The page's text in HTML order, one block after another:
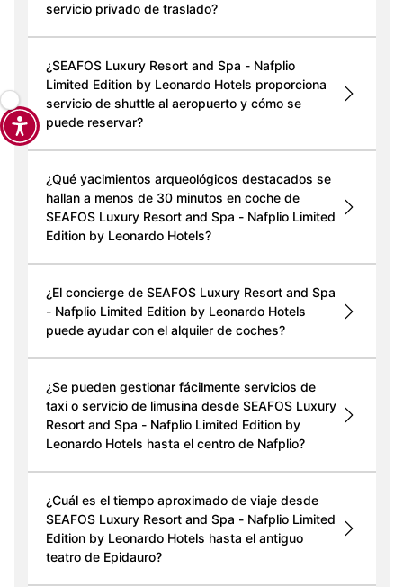
servicio privado de traslado?
¿SEAFOS Luxury Resort and Spa - Nafplio
Limited Edition by Leonardo Hotels proporciona
servicio de shuttle al aeropuerto y cómo se
puede reservar?
¿Qué yacimientos arqueológicos destacados se
hallan a menos de 30 minutos en coche de
SEAFOS Luxury Resort and Spa - Nafplio Limited
Edition by Leonardo Hotels?
¿El concierge de SEAFOS Luxury Resort and Spa
- Nafplio Limited Edition by Leonardo Hotels
puede ayudar con el alquiler de coches?
¿Se pueden gestionar fácilmente servicios de
taxi o servicio de limusina desde SEAFOS Luxury
Resort and Spa - Nafplio Limited Edition by
Leonardo Hotels hasta el centro de Nafplio?
¿Cuál es el tiempo aproximado de viaje desde
SEAFOS Luxury Resort and Spa - Nafplio Limited
Edition by Leonardo Hotels hasta el antiguo
teatro de Epidauro?